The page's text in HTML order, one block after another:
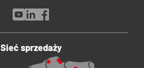
Sieć sprzedaży